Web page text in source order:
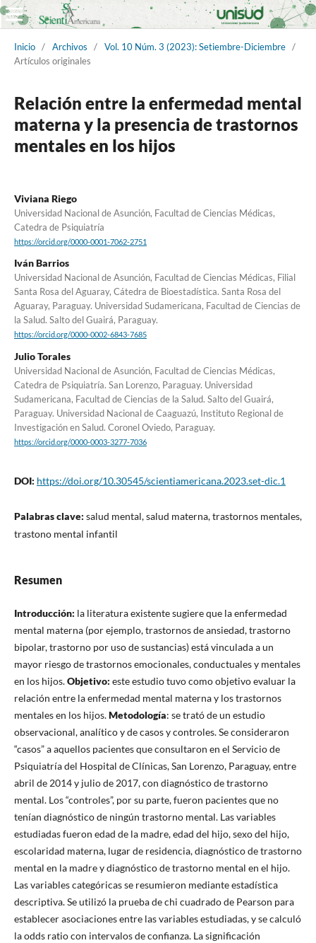
Inicio / Archivos / Vol. 10 Núm. 3 (2023): Setiembre-Diciembre /
Artículos originales
Relación entre la enfermedad mental
materna y la presencia de trastornos
mentales en los hijos
Viviana Riego
Universidad Nacional de Asunción, Facultad de Ciencias Médicas,
Catedra de Psiquiatría
https://orcid.org/0000-0001-7062-2751
Iván Barrios
Universidad Nacional de Asunción, Facultad de Ciencias Médicas, Filial
Santa Rosa del Aguaray, Cátedra de Bioestadística. Santa Rosa del
Aguaray, Paraguay. Universidad Sudamericana, Facultad de Ciencias de
la Salud. Salto del Guairá, Paraguay.
https://orcid.org/0000-0002-6843-7685
Julio Torales
Universidad Nacional de Asunción, Facultad de Ciencias Médicas,
Catedra de Psiquiatría. San Lorenzo, Paraguay. Universidad
Sudamericana, Facultad de Ciencias de la Salud. Salto del Guairá,
Paraguay. Universidad Nacional de Caaguazú, Instituto Regional de
Investigación en Salud. Coronel Oviedo, Paraguay.
https://orcid.org/0000-0003-3277-7036
DOI: https://doi.org/10.30545/scientiamericana.2023.set-dic.1
Palabras clave: salud mental, salud materna, trastornos mentales,
trastono mental infantil
Resumen
Introducción: la literatura existente sugiere que la enfermedad
mental materna (por ejemplo, trastornos de ansiedad, trastorno
bipolar, trastorno por uso de sustancias) está vinculada a un
mayor riesgo de trastornos emocionales, conductuales y mentales
en los hijos.Objetivo: este estudio tuvo como objetivo evaluar la
relación entre la enfermedad mental materna y los trastornos
mentales en los hijos.Metodología: se trató de un estudio
observacional, analítico y de casos y controles. Se consideraron
“casos” a aquellos pacientes que consultaron en el Servicio de
Psiquiatría del Hospital de Clínicas, San Lorenzo, Paraguay, entre
abril de 2014 y julio de 2017, con diagnóstico de trastorno
mental. Los “controles”, por su parte, fueron pacientes que no
tenían diagnóstico de ningún trastorno mental. Las variables
estudiadas fueron edad de la madre, edad del hijo, sexo del hijo,
escolaridad materna, lugar de residencia, diagnóstico de trastorno
mental en la madre y diagnóstico de trastorno mental en el hijo.
Las variables categóricas se resumieron mediante estadística
descriptiva. Se utilizó la prueba de chi cuadrado de Pearson para
establecer asociaciones entre las variables estudiadas, y se calculó
la odds ratio con intervalos de confianza. La significación